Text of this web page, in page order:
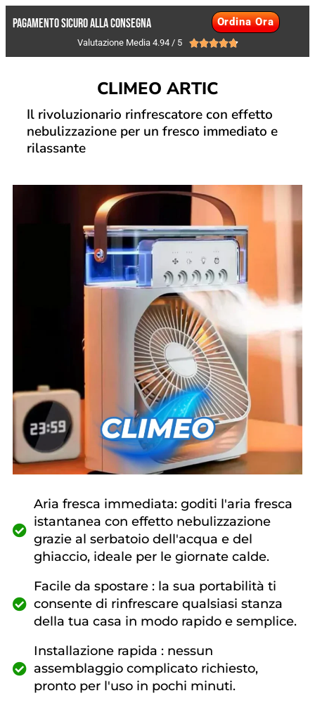
Pagamento Sicuro alla consegna Ordina Ora
Valutazione Media 4.94 / 5 
CLIMEO ARTIC
Il rivoluzionario rinfrescatore con effetto
nebulizzazione per un fresco immediato e
rilassante
Aria fresca immediata: goditi l'aria fresca
istantanea con effetto nebulizzazione
grazie al serbatoio dell'acqua e del
ghiaccio, ideale per le giornate calde.
Facile da spostare : la sua portabilità ti
consente di rinfrescare qualsiasi stanza
della tua casa in modo rapido e semplice.
Installazione rapida : nessun
assemblaggio complicato richiesto,
pronto per l'uso in pochi minuti.